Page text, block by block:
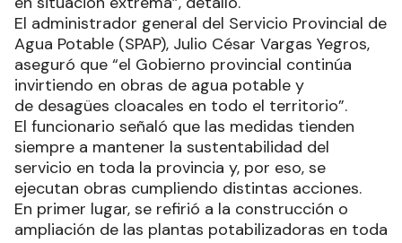
El administrador general del Servicio Provincial de
Agua Potable (SPAP), Julio César Vargas Yegros,
aseguró que “el Gobierno provincial continúa
invirtiendo en obras de agua potable y
de desagües cloacales en todo el territorio”.
El funcionario señaló que las medidas tienden
siempre a mantener la sustentabilidad del
servicio en toda la provincia y, por eso, se
ejecutan obras cumpliendo distintas acciones.
En primer lugar, se refirió a la construcción o
ampliación de las plantas potabilizadoras en toda